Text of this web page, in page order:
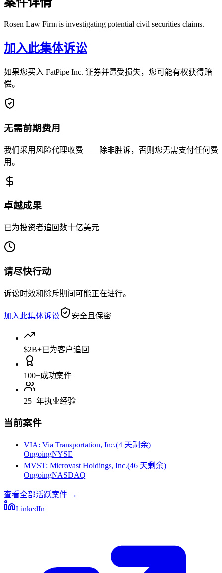
Rosen Law Firm is investigating potential civil securities claims.
加入此集体诉讼
如果您买入 FatPipe Inc. 证券并遭受损失，您可能有权获得赔
偿。
无需前期费用
我们采用风险代理收费——除非胜诉，否则您无需支付任何费
用。
卓越成果
已为投资者追回数十亿美元
请尽快行动
诉讼时效和除斥期间可能正在进行。
加入此集体诉讼 安全且保密
$2B+已为客户追回
100+成功案件
25+年执业经验
当前案件
VIA: Via Transportation, Inc.(4 天剩余)
OngoingNYSE
MVST: Microvast Holdings, Inc.(46 天剩余)
OngoingNASDAQ
查看全部活跃案件 →
LinkedIn